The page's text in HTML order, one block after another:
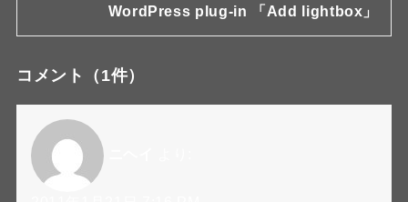
WordPress plug-in 「Add lightbox」
コメント （1件）